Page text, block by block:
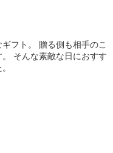
フト。
贈る側も相手のこ
そんな素敵な日におすす